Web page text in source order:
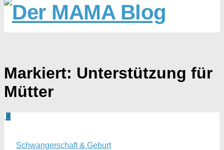
Markiert: Unterstützung für
Mütter
0
Schwangerschaft & Geburt